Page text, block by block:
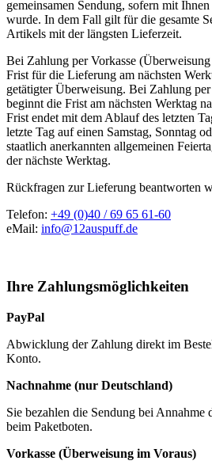
gemeinsamen Sendung, sofern mit
wurde. In dem Fall gilt für die gesamte
Artikels mit der längsten Lieferzeit.
Bei Zahlung per Vorkasse
Frist für die Lieferung am nächsten
getätigter Überweisung. Bei Zahlung
beginnt die Frist am nächsten Werktag
Frist endet mit dem Ablauf des letzten
letzte Tag auf einen Samstag, Sonntag
staatlich anerkannten allgemeinen
der nächste Werktag.
Rückfragen zur Lieferung beantworten
Telefon: +49 (0)40 / 69 65 61-60
eMail: info@12auspuff.de
Ihre Zahlungsmöglichkeiten
PayPal
Abwicklung der Zahlung direkt im
Konto.
Nachnahme (nur Deutschland)
Sie bezahlen die Sendung bei Annahme
beim Paketboten.
Vorkasse (Überweisung im Voraus)